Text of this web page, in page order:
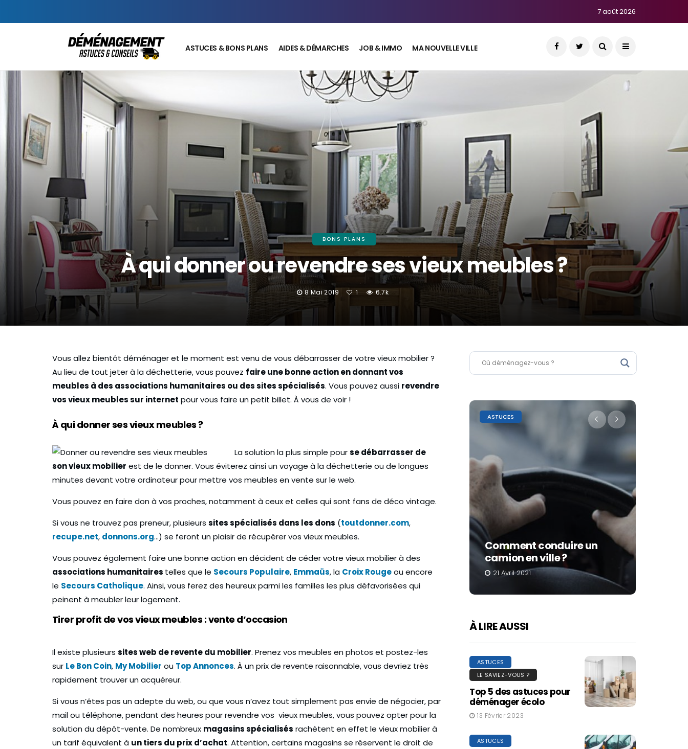
7 août 2026
ASTUCES & BONS PLANS AIDES & DÉMARCHES JOB & IMMO MA NOUVELLE VILLE
BONS PLANS
À qui donner ou revendre ses vieux meubles ?
8 Mai 2019 1 6.7k
Vous allez bientôt déménager et le moment est venu de vous débarrasser de votre vieux mobilier ?
Au lieu de tout jeter à la déchetterie, vous pouvez faire une bonne action en donnant vos
meubles à des associations humanitaires ou des sites spécialisés. Vous pouvez aussi revendre
vos vieux meubles sur internet pour vous faire un petit billet. À vous de voir !
À qui donner ses vieux meubles ?
La solution la plus simple pourse débarrasser de
son vieux mobilier est de le donner. Vous éviterez ainsi un voyage à la déchetterie ou de longues
minutes devant votre ordinateur pour mettre vos meubles en vente sur le web.
Vous pouvez en faire don à vos proches, notamment à ceux et celles qui sont fans de déco vintage.
Si vous ne trouvez pas preneur, plusieurs sites spécialisés dans les dons (toutdonner.com,
recupe.net, donnons.org…) se feront un plaisir de récupérer vos vieux meubles.
Vous pouvez également faire une bonne action en décident de céder votre vieux mobilier à des
associations humanitaires telles que le Secours Populaire, Emmaüs, la Croix Rougeou encore
le Secours Catholique. Ainsi, vous ferez des heureux parmi les familles les plus défavorisées qui
peinent à meubler leur logement.
Tirer profit de vos vieux meubles : vente d’occasion
Il existe plusieurs sites web de revente du mobilier. Prenez vos meubles en photos et postez-les
sur Le Bon Coin, My Mobilier ou Top Annonces. À un prix de revente raisonnable, vous devriez très
rapidement trouver un acquéreur.
Si vous n’êtes pas un adepte du web, ou que vous n’avez tout simplement pas envie de négocier, par
mail ou téléphone, pendant des heures pour revendre vos vieux meubles, vous pouvez opter pour la
solution du dépôt-vente. De nombreux magasins spécialisés rachètent en effet le vieux mobilier à
un tarif équivalent à un tiers du prix d’achat. Attention, certains magasins se réservent le droit de
en période de
Rentrée 2022 : nos bons
plans étudiants pour
déménager
27 Août 2022
Déménagement longue
distance : nos astuces
parfait
7 Mai 2021
ASTUCES
Comment conduire un
camion en ville ?
21 Avril 2021
À LIRE AUSSI
ASTUCES
LE SAVIEZ-VOUS ?
Top 5 des astuces pour
déménager écolo
13 Février 2023
ASTUCES